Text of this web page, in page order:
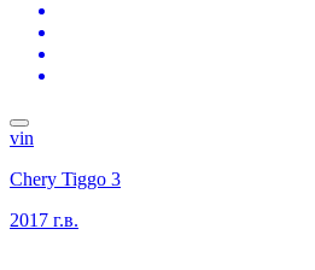
vin
Chery Tiggo 3
2017 г.в.